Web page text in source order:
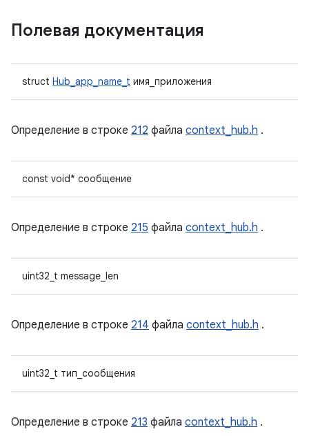
Полевая документация
struct Hub_app_name_t имя_приложения
Определение в строке 212 файла context_hub.h .
const void* сообщение
Определение в строке 215 файла context_hub.h .
uint32_t message_len
Определение в строке 214 файла context_hub.h .
uint32_t тип_сообщения
Определение в строке 213 файла context_hub.h .